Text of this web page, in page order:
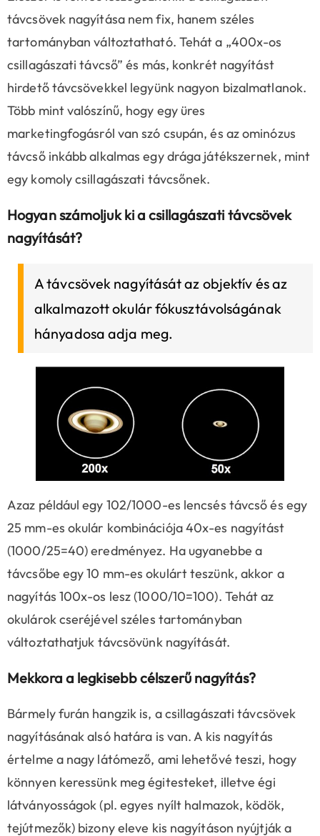
távcsövek nagyítása nem fix, hanem széles
tartományban változtatható. Tehát a „400x-os
csillagászati távcső” és más, konkrét nagyítást
hirdető távcsövekkel legyünk nagyon bizalmatlanok.
Több mint valószínű, hogy egy üres
marketingfogásról van szó csupán, és az ominózus
távcső inkább alkalmas egy drága játékszernek, mint
egy komoly csillagászati távcsőnek.
Hogyan számoljuk ki a csillagászati távcsövek
nagyítását?
A távcsövek nagyítását az objektív és az
alkalmazott okulár fókusztávolságának
hányadosa adja meg.
Azaz például egy 102/1000-es lencsés távcső és egy
25 mm-es okulár kombinációja 40x-es nagyítást
(1000/25=40) eredményez. Ha ugyanebbe a
távcsőbe egy 10 mm-es okulárt teszünk, akkor a
nagyítás 100x-os lesz (1000/10=100). Tehát az
okulárok cseréjével széles tartományban
változtathatjuk távcsövünk nagyítását.
Mekkora a legkisebb célszerű nagyítás?
Bármely furán hangzik is, a csillagászati távcsövek
nagyításának alsó határa is van. A kis nagyítás
értelme a nagy látómező, ami lehetővé teszi, hogy
könnyen keressünk meg égitesteket, illetve égi
látványosságok (pl. egyes nyílt halmazok, ködök,
tejútmezők) bizony eleve kis nagyításon nyújtják a